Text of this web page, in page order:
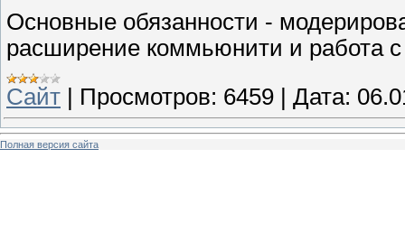
Основные обязанности -
расширение коммьюнити и работа
Сайт | Просмотров: 6459 | Дата:
Полная версия сайта